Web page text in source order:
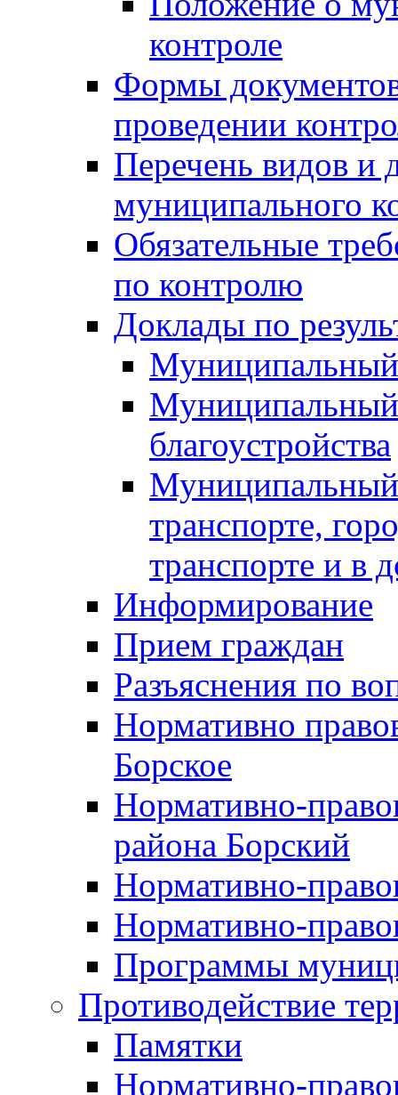
контроле
Формы
проведении
Перечень видов и
муниципального
Обязательные
по контролю
Доклады по
Муниципальный
благоустройства
Муниципальный
транспорте,
транспорте и в
Информирование
Прием граждан
Разъяснения по
Нормативно
Борское
Нормативно-
района Борский
Нормативно-
Нормативно-
Программы
Противодействие
Памятки
Нормативно-